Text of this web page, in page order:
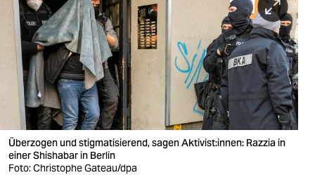
berlin
nord
wahrheit
verlag
verlag
veranstaltungen
Überzogen und stigmatisierend, sagen Aktivist:innen: Razzia in
einer Shishabar in Berlin
Foto: Christophe Gateau/dpa